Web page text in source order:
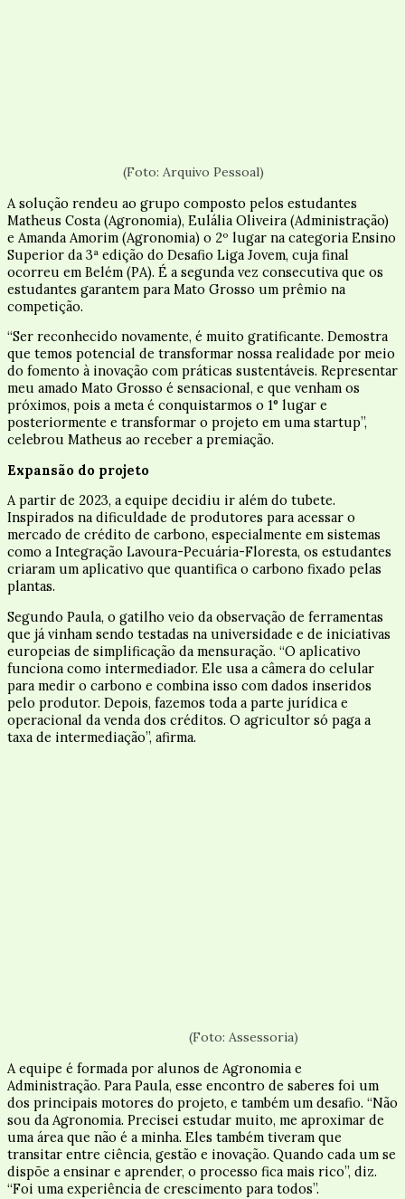
(Foto: Arquivo Pessoal)
A solução rendeu ao grupo composto pelos estudantes
Matheus Costa (Agronomia), Eulália Oliveira (Administração)
e Amanda Amorim (Agronomia) o 2º lugar na categoria Ensino
Superior da 3ª edição do Desafio Liga Jovem, cuja final
ocorreu em Belém (PA). É a segunda vez consecutiva que os
estudantes garantem para Mato Grosso um prêmio na
competição.
“Ser reconhecido novamente, é muito gratificante. Demostra
que temos potencial de transformar nossa realidade por meio
do fomento à inovação com práticas sustentáveis. Representar
meu amado Mato Grosso é sensacional, e que venham os
próximos, pois a meta é conquistarmos o 1° lugar e
posteriormente e transformar o projeto em uma startup”,
celebrou Matheus ao receber a premiação.
Expansão do projeto
A partir de 2023, a equipe decidiu ir além do tubete.
Inspirados na dificuldade de produtores para acessar o
mercado de crédito de carbono, especialmente em sistemas
como a Integração Lavoura-Pecuária-Floresta, os estudantes
criaram um aplicativo que quantifica o carbono fixado pelas
plantas.
Segundo Paula, o gatilho veio da observação de ferramentas
que já vinham sendo testadas na universidade e de iniciativas
europeias de simplificação da mensuração. “O aplicativo
funciona como intermediador. Ele usa a câmera do celular
para medir o carbono e combina isso com dados inseridos
pelo produtor. Depois, fazemos toda a parte jurídica e
operacional da venda dos créditos. O agricultor só paga a
taxa de intermediação”, afirma.
(Foto: Assessoria)
A equipe é formada por alunos de Agronomia e
Administração. Para Paula, esse encontro de saberes foi um
dos principais motores do projeto, e também um desafio. “Não
sou da Agronomia. Precisei estudar muito, me aproximar de
uma área que não é a minha. Eles também tiveram que
transitar entre ciência, gestão e inovação. Quando cada um se
dispõe a ensinar e aprender, o processo fica mais rico”, diz.
“Foi uma experiência de crescimento para todos”.